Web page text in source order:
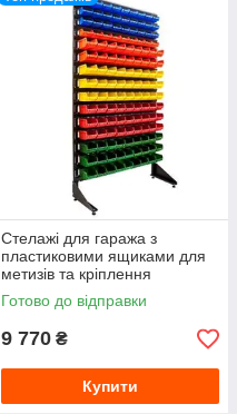
Стелажі для гаража з
пластиковими ящиками для
метизів та кріплення
Готово до відправки
9 770 ₴
Купити